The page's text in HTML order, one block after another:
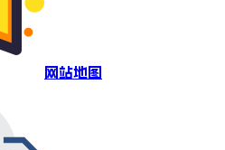
网站地图